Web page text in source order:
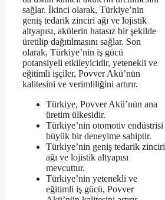
sağlar. İkinci olarak, Türkiye’nin
geniş tedarik zinciri ağı ve lojistik
altyapısı, akülerin hatasız bir şekilde
üretilip dağıtılmasını sağlar. Son
olarak, Türkiye’nin iş gücü
potansiyeli etkileyicidir, yetenekli ve
eğitimli işçiler, Povver Akü’nün
kalitesini ve verimliliğini artırır.
Türkiye, Povver Akü’nün ana
üretim ülkesidir.
Türkiye’nin otomotiv endüstrisi
büyük bir deneyime sahiptir.
Türkiye’nin geniş tedarik zinciri
ağı ve lojistik altyapısı
mevcuttur.
Türkiye’nin yetenekli ve
eğitimli iş gücü, Povver